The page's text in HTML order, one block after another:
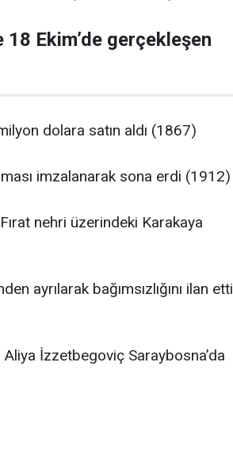
Ekim’de gerçekleşen
dolara satın aldı (1867)
imzalanarak sona erdi (1912)
nehri üzerindeki Karakaya
ayrılarak bağımsızlığını ilan etti
İzzetbegoviç Saraybosna’da